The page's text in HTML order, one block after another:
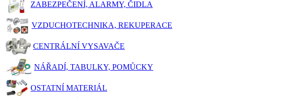
ZABEZPEČENÍ, ALARMY, ČIDLA
VZDUCHOTECHNIKA, REKUPERACE
CENTRÁLNÍ VYSAVAČE
NÁŘADÍ, TABULKY, POMŮCKY
OSTATNÍ MATERIÁL